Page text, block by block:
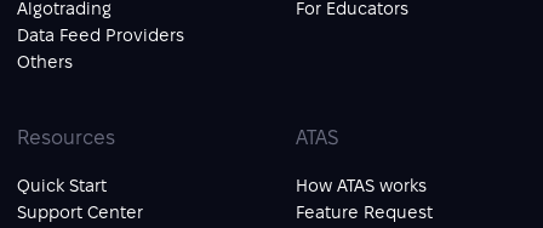
Algotrading
Data Feed Providers
Others
For Educators
Resources
Quick Start
Support Center
ATAS
How ATAS works
Feature Request